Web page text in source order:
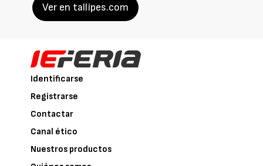
Ver en tallipes.com
Identificarse
Registrarse
Contactar
Canal ético
Nuestros productos